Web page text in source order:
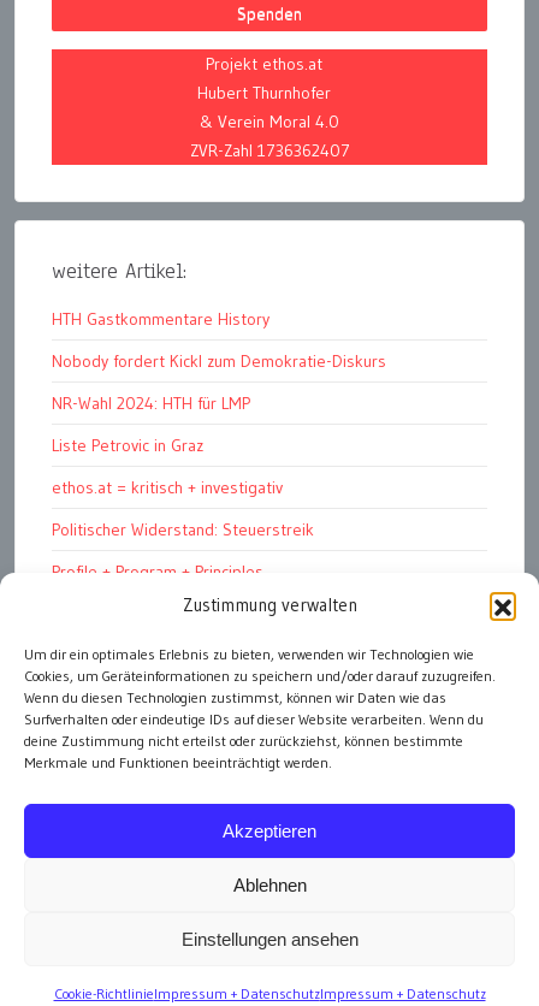
Zustimmung verwalten
Um dir ein optimales Erlebnis zu bieten, verwenden wir Technologien wie
Cookies, um Geräteinformationen zu speichern und/oder darauf zuzugreifen.
Wenn du diesen Technologien zustimmst, können wir Daten wie das
Surfverhalten oder eindeutige IDs auf dieser Website verarbeiten. Wenn du
deine Zustimmung nicht erteilst oder zurückziehst, können bestimmte
Merkmale und Funktionen beeinträchtigt werden.
Akzeptieren
Ablehnen
Einstellungen ansehen
Cookie-RichtlinieImpressum + DatenschutzImpressum + Datenschutz
Spenden
Projekt ethos.at
Hubert Thurnhofer
& Verein Moral 4.0
ZVR-Zahl 1736362407
weitere Artikel:
HTH Gastkommentare History
Nobody fordert Kickl zum Demokratie-Diskurs
NR-Wahl 2024: HTH für LMP
Liste Petrovic in Graz
ethos.at = kritisch + investigativ
Politischer Widerstand: Steuerstreik
Profile + Program + Principles
ПРОФИЛЬ + ПРОГРАММА + ПРИНЦИПЫ
„Warum soll ich dich wählen?“
alle Artikel
Impressum